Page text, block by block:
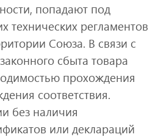
попадают под
технических регламентов
Союза. В связи с
сбыта товара
прохождения
соответствия.
без наличия
или деклараций